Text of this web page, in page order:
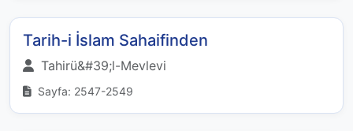
Tarih-i İslam Sahaifinden
Tahirü&#39;l-Mevlevi
Sayfa: 2547-2549